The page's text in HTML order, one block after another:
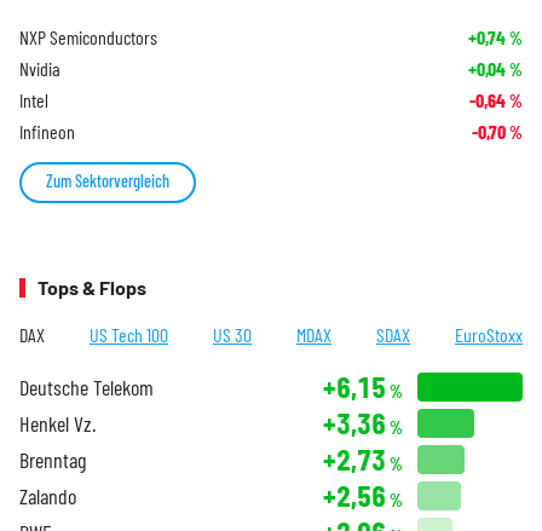
NXP Semiconductors +0,74%
Nvidia +0,04%
Intel -0,64%
Infineon -0,70%
Zum Sektorvergleich
Tops & Flops
DAX US Tech 100 US 30 MDAX SDAX EuroStoxx
Deutsche Telekom +6,15 %
Henkel Vz. +3,36 %
Brenntag +2,73 %
Zalando +2,56 %